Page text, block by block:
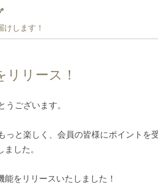
します！
リリース！
うございます。
っと楽しく、会員の皆様にポイントを
した。
をリリースいたしました！